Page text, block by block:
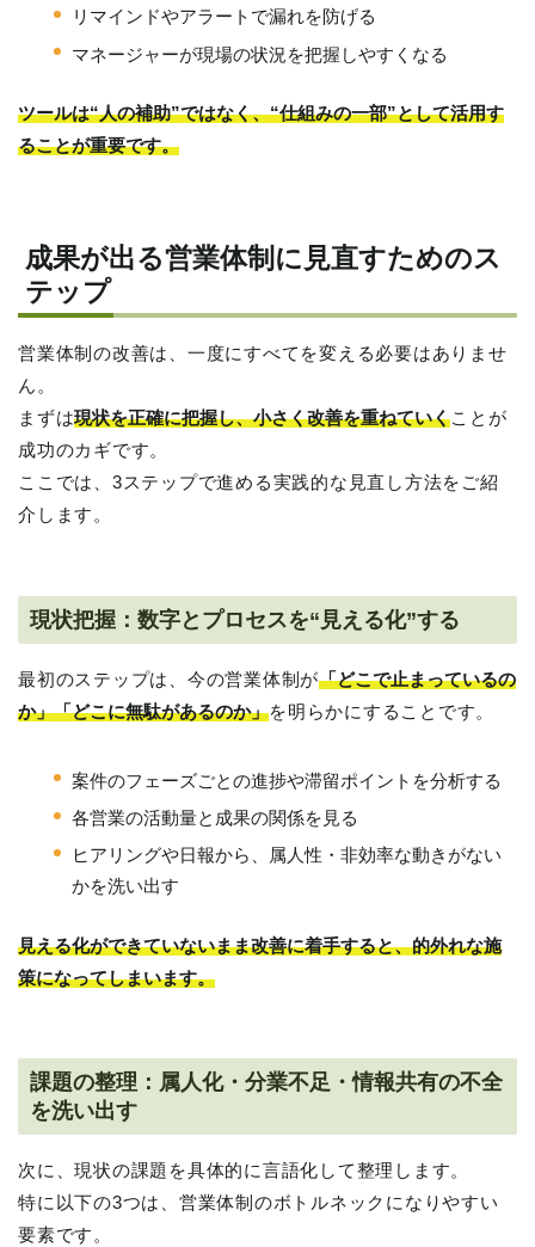
リマインドやアラートで漏れを防げる
マネージャーが現場の状況を把握しやすくなる
ツールは“人の補助”ではなく、“仕組みの一部”として活用す
ることが重要です。
成果が出る営業体制に見直すためのス
テップ
営業体制の改善は、一度にすべてを変える必要はありませ
ん。
まずは現状を正確に把握し、小さく改善を重ねていくことが
成功のカギです。
ここでは、3ステップで進める実践的な見直し方法をご紹
介します。
現状把握：数字とプロセスを“見える化”する
最初のステップは、今の営業体制が「どこで止まっているの
か」「どこに無駄があるのか」を明らかにすることです。
案件のフェーズごとの進捗や滞留ポイントを分析する
各営業の活動量と成果の関係を見る
ヒアリングや日報から、属人性・非効率な動きがない
かを洗い出す
見える化ができていないまま改善に着手すると、的外れな施
策になってしまいます。
課題の整理：属人化・分業不足・情報共有の不全
を洗い出す
次に、現状の課題を具体的に言語化して整理します。
特に以下の3つは、営業体制のボトルネックになりやすい
要素です。